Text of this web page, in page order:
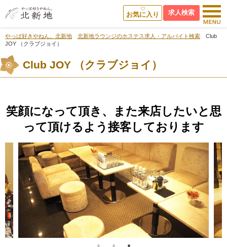
求人検索
お気に入り
やっぱ好きやねん。北新地 北新地ラウンジのホステス求人・アルバイト検索
Club
JOY （クラブジョイ）
Club JOY （クラブジョイ）
笑顔になって頂き、また来店したいと思
って頂けるよう接客しております